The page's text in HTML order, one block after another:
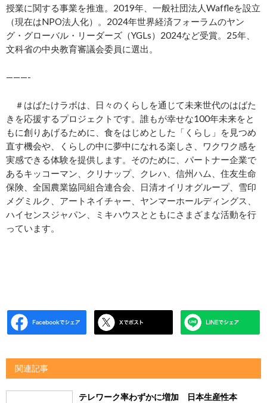
授業に関する事業を推進。2019年、一般社団法人Waffleを設立
（現在はNPO法人化）。2024年世界経済フォーラムのヤン
グ・グローバル・リーダーズ（YGLs）2024など受賞。25年、
文科省の中央教育審議会委員に選出。
———-
＃はばたけラボは、日々のくらしを通じて未来世代のはばた
きを応援するプロジェクトです。誰もが幸せな100年未来をと
もに創りあげるために、食をはじめとした「くらし」を見つめ
直す機会や、くらしの中に夢中になれる楽しさ、ワクワク感を
実感できる体験を提供します。そのために、パートナー企業で
あるキッコーマン、クリナップ、クレハ、信州ハム、住友生命
保険、全国農業協同組合連合会、日清オイリオグループ、雪印
メグミルク、アートネイチャー、ヤンマーホールディングス、
ハイセンスジャパン、ミキハウスとともにさまざまな活動を行
っています。
関連記事
テレワーク率わずかに増加 日本生産性本